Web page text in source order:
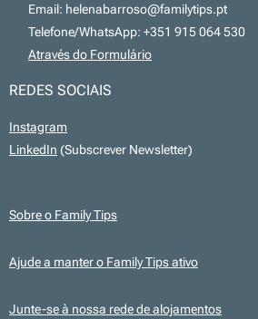
📧 Email: helenabarroso@familytips.pt
📞 Telefone/WhatsApp: +351 915 064 530
Através do Formulário
REDES SOCIAIS
Instagram
LinkedIn (Subscrever Newsletter)
Sobre o Family Tips
Ajude a manter o Family Tips ativo
Junte-se à nossa rede de alojamentos